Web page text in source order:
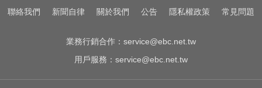
緊守共軍攻台北潛在路線！ 憲兵颱
聯絡我們 新聞自律 關於我們 公告 隱私權政策 常見問題
業務行銷合作： service@ebc.net.tw
用戶服務： service@ebc.net.tw